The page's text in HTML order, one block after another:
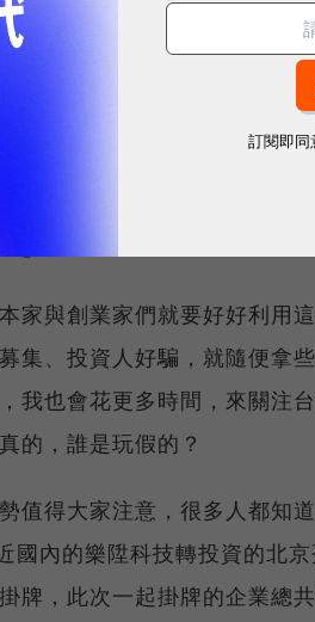
媽一起看台語連續劇，裡面
技業沒有不起飛的道理！」
最近也常講一個笑話，「有
他住南部的阿嬤，阿嬤就問
」
家與創業家們就要好好利用
集、投資人好騙，就隨便拿
我也會花更多時間，來關注
的，誰是玩假的？
值得大家注意，很多人都知
國內的樂陞科技轉投資的北
牌，此次一起掛牌的企業總
訂閱即同